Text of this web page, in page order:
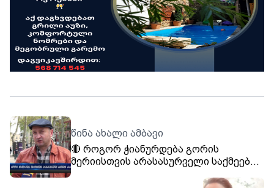
წინა ახალი ამბავი
🔴 როგორ ჭიანურდება გორის
მერიისთვის არასასურველი საქმეები